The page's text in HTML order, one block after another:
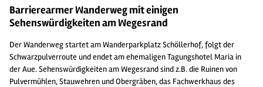
Barrierearmer Wanderweg mit einigen
Sehenswürdigkeiten am Wegesrand
Der Wanderweg startet am Wanderparkplatz Schöllerhof, folgt der
Schwarzpulverroute und endet am ehemaligen Tagungshotel Maria in
der Aue. Sehenswürdigkeiten am Wegesrand sind z.B. die Ruinen von
Pulvermühlen, Stauwehren und Obergräben, das Fachwerkhaus des